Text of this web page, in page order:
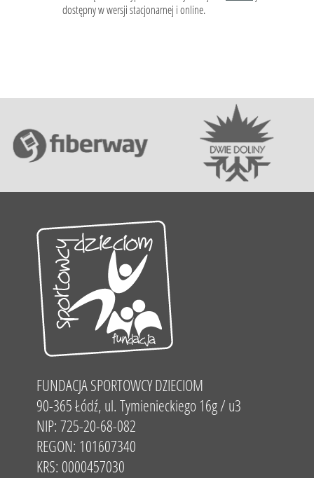
dostępny w wersji stacjonarnej i online.
FUNDACJA SPORTOWCY DZIECIOM
90-365 Łódź, ul. Tymienieckiego 16g / u3
NIP: 725-20-68-082
REGON: 101607340
KRS: 0000457030